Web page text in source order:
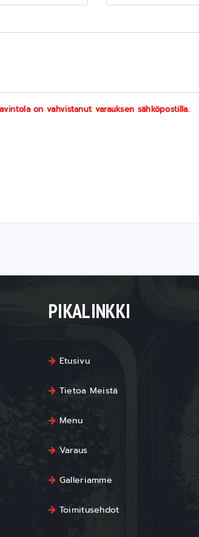
on vahvistanut varauksen sähköpostilla.
PIKALINKKI
Etusivu
Tietoa Meistä
Menu
Varaus
Galleriamme
Toimitusehdot